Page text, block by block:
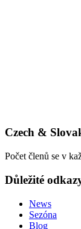
Czech &
Počet členů se v
Důležité
News
Sezóna
Blog